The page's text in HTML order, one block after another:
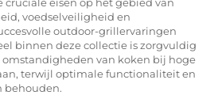
voedselveiligheid en
outdoor-grillervaringen
binnen deze collectie is zorgvuldig
van koken bij hoge
terwijl optimale functionaliteit en
behouden.